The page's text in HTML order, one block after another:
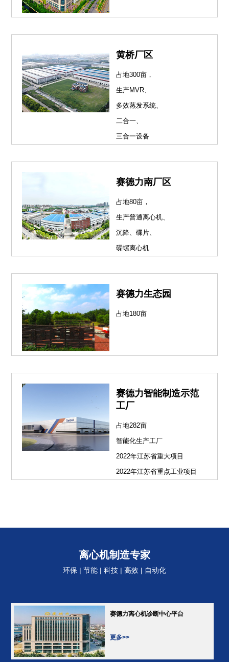
黄桥厂区
占地300亩，
生产MVR、
多效蒸发系统、
二合一、
三合一设备
赛德力南厂区
占地80亩，
生产普通离心机、
沉降、碟片、
碟螺离心机
赛德力生态园
占地180亩
赛德力智能制造示范
工厂
占地282亩
智能化生产工厂
2022年江苏省重大项目
2022年江苏省重点工业项目
离心机制造专家
环保 | 节能 | 科技 | 高效 | 自动化
赛德力离心机诊断中心平台
更多>>